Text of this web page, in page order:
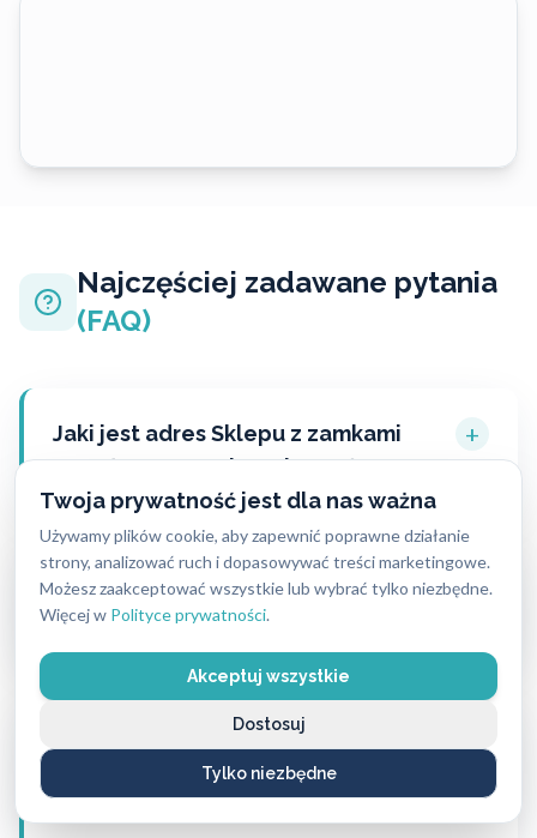
Twoja prywatność jest dla nas ważna
Używamy plików cookie, aby zapewnić poprawne działanie
strony, analizować ruch i dopasowywać treści marketingowe.
Możesz zaakceptować wszystkie lub wybrać tylko niezbędne.
Więcej w Polityce prywatności.
Akceptuj wszystkie
Tylko niezbędne
Dostosuj
Najczęściej zadawane pytania
(FAQ)
Jaki jest adres Sklepu z zamkami
Wrocław ABC Zabezpieczeń?
+
Jakie marki zamków są dostępne w
Sklepie z zamkami Wrocław?
+
Czy Sklep z zamkami Wrocław
oferuje również montaż zakupionych